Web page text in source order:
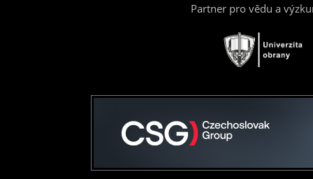
Partner pro vědu a